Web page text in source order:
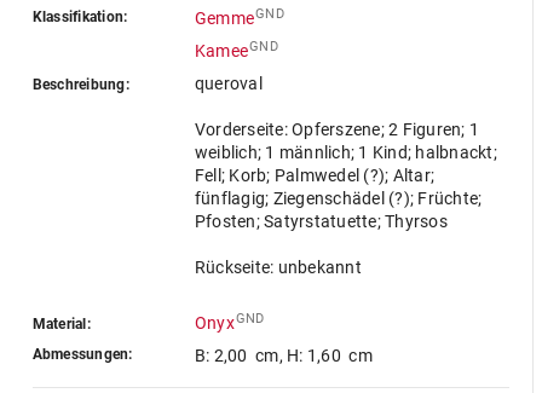
Klassifikation: GemmeGND
KameeGND
Beschreibung: queroval
Vorderseite: Opferszene; 2 Figuren; 1
weiblich; 1 männlich; 1 Kind; halbnackt;
Fell; Korb; Palmwedel (?); Altar;
fünflagig; Ziegenschädel (?); Früchte;
Pfosten; Satyrstatuette; Thyrsos
Rückseite: unbekannt
Material: OnyxGND
Abmessungen: B: 2,00 cm, H: 1,60 cm